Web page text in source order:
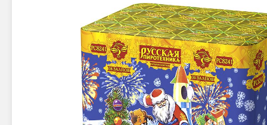
Новинки 2025/26
Фейерверки на свадьбу
Фейерверк-шоу
Батареи салютов
Цветной дым
Петарды
Лимонки,
Корсары